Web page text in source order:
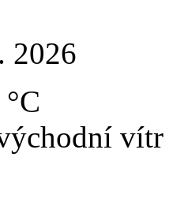
2026
vítr